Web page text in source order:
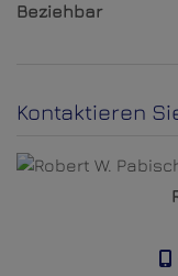
Beziehbar
Kontaktieren